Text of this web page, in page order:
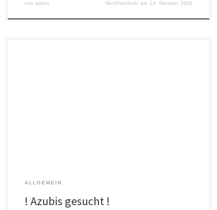
von admin Veröffentlicht am 13. Oktober 2016
ALLGEMEIN
! Azubis gesucht !